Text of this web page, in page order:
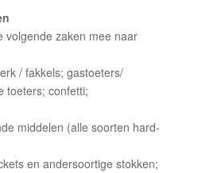
volgende zaken mee naar
/ fakkels; gastoeters/
toeters; confetti;
middelen (alle soorten hard-
en andersoortige stokken;